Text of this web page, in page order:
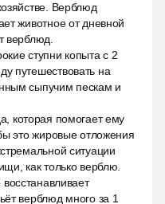
Верблюд
животное от дневной
верблюд.
ступни копыта с 2
путешествовать на
сыпучим пескам и
которая помогает ему
это жировые отложения
ситуации
как только верблю.
верблюд много за 1